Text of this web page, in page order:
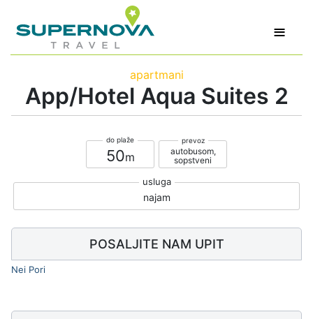
≡
apartmani
App/Hotel Aqua Suites 2
50
autobusom,
sopstveni
najam
POSALJITE NAM UPIT
Nei Pori